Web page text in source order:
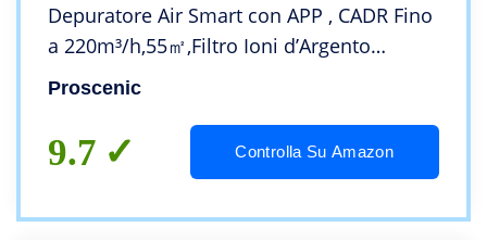
Depuratore Air Smart con APP , CADR Fino
a 220m³/h,55㎡,Filtro Ioni d’Argento
Antibatterico & Antiallergico, Basso
Proscenic
9.7 Controlla Su Amazon